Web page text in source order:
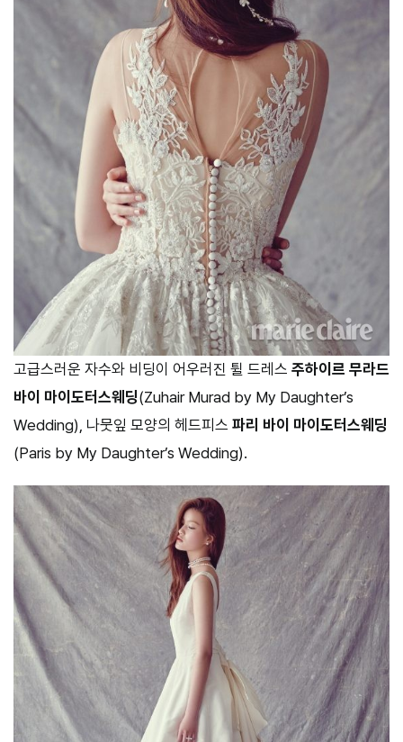
고급스러운 자수와 비딩이 어우러진 튈 드레스 주하이르 무라드
바이 마이도터스웨딩(Zuhair Murad by My Daughter’s
Wedding), 나뭇잎 모양의 헤드피스 파리 바이 마이도터스웨딩
(Paris by My Daughter’s Wedding).